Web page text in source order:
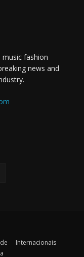
fashion
news and
Internacionais